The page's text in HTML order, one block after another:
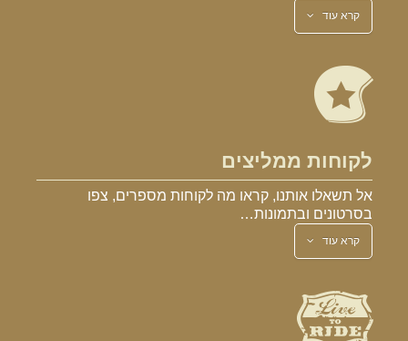
קרא עוד
לקוחות ממליצים
אל תשאלו אותנו, קראו מה לקוחות מספרים, צפו
בסרטונים ובתמונות…
קרא עוד